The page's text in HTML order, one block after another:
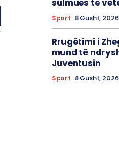
sulmues të
Sport 8 Gusht, 2026
Rrugëtimi i
mund të
Juventusin
Sport 8 Gusht, 2026